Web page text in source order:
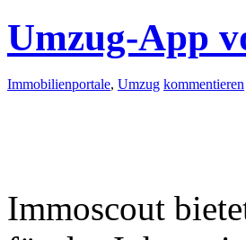
Umzug-App
Immobilienportale, Umzug kommentieren
Immoscout